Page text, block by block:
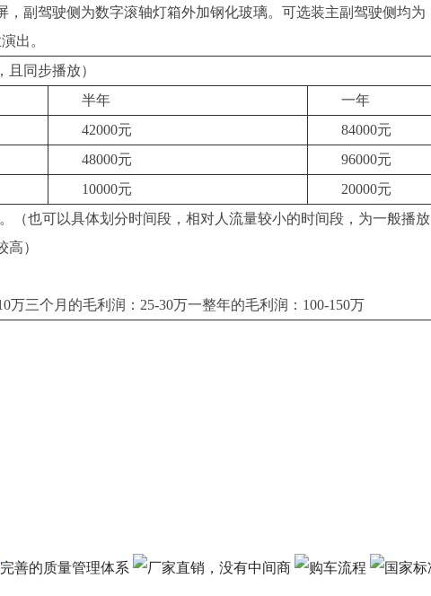
，副驾驶侧为数字滚轴灯箱外加钢化玻璃。可选装主副驾驶侧均为
出。
且同步播放）
半年
一年
42000元
84000元
48000元
96000元
10000元
20000元
（也可以具体划分时间段，相对人流量较小的时间段，为一般播放
）
三个月的毛利润：25-30万一整年的毛利润：100-150万